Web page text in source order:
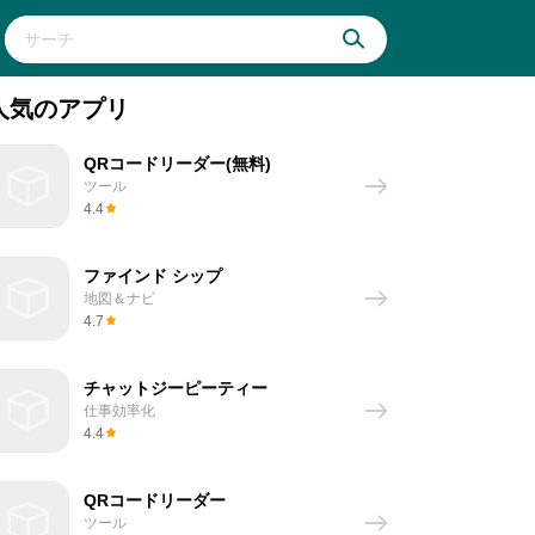
気のアプリ
QRコードリーダー(無料)
ツール
4.4
ファインド シップ
地図＆ナビ
4.7
チャットジーピーティー
仕事効率化
4.4
QRコードリーダー
ツール